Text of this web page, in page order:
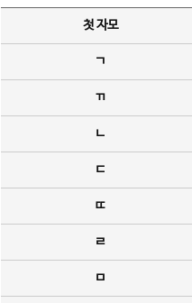
첫 자모
ㄱ
ㄲ
ㄴ
ㄷ
ㄸ
ㄹ
ㅁ